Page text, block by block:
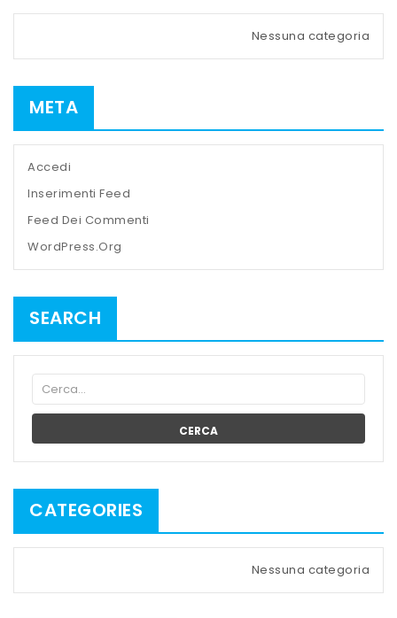
Nessuna categoria
META
Accedi
Inserimenti Feed
Feed Dei Commenti
WordPress.org
SEARCH
CERCA
CATEGORIES
Nessuna categoria